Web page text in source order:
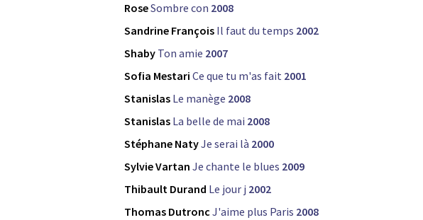
RoseSombre con 2008
Sandrine François Il faut du temps 2002
Shaby Ton amie 2007
Sofia Mestari Ce que tu m'as fait 2001
Stanislas Le manège 2008
Stanislas La belle de mai 2008
Stéphane NatyJe serai là 2000
Sylvie Vartan Je chante le blues 2009
Thibault Durand Le jour j 2002
Thomas Dutronc J'aime plus Paris 2008